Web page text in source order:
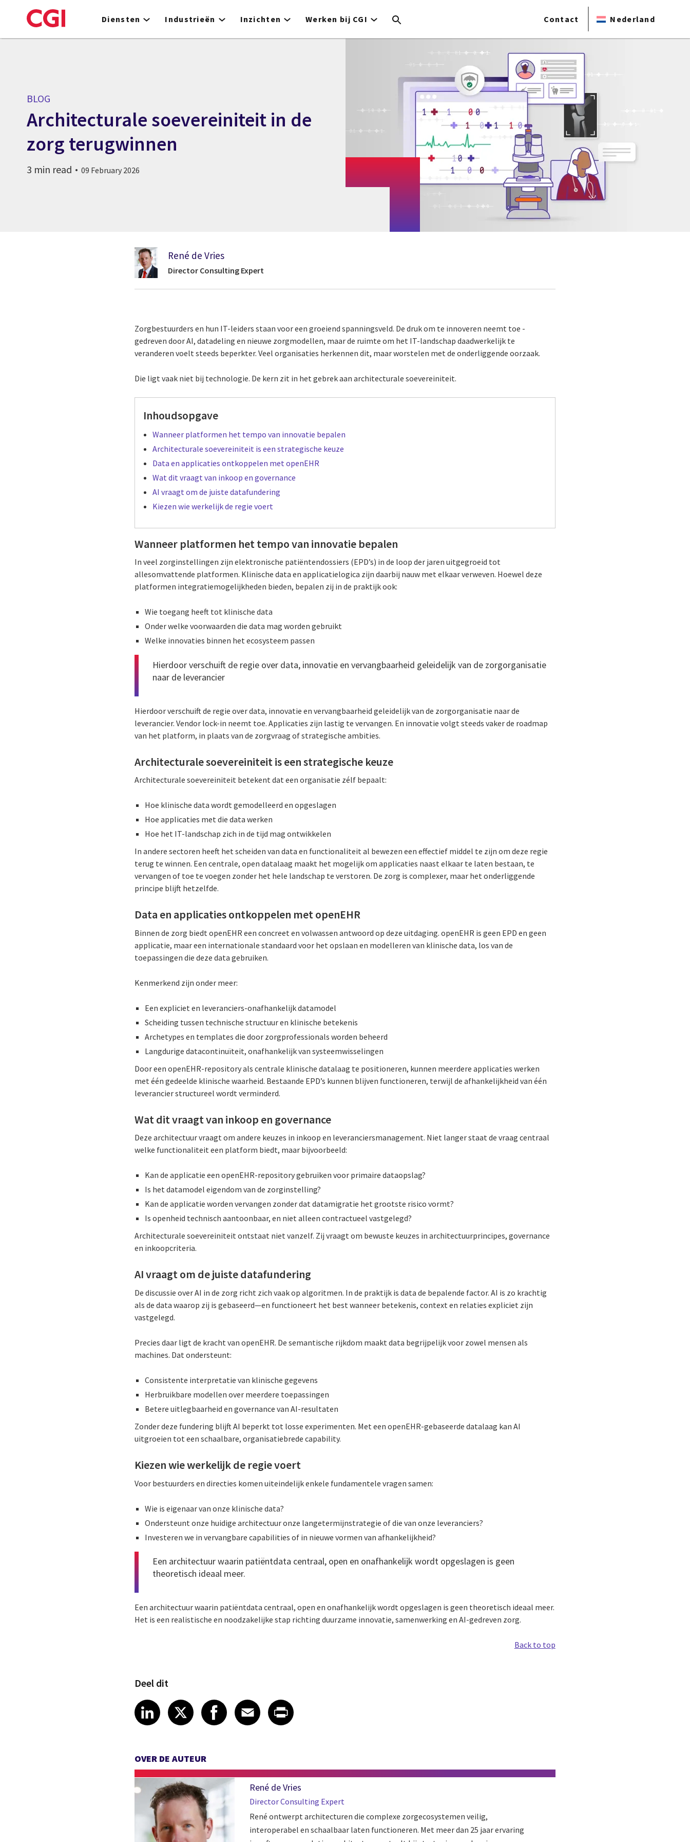
to
Diensten Industrieën Inzichten Werken bij CGI Contact Nederland
BLOG
Architecturale soevereiniteit in de
zorg terugwinnen
3 min read 09 February 2026
René de Vries
Director Consulting Expert
Zorgbestuurders en hun IT-leiders staan voor een groeiend spanningsveld. De druk om te innoveren neemt toe -
gedreven door AI, datadeling en nieuwe zorgmodellen, maar de ruimte om het IT-landschap daadwerkelijk te
veranderen voelt steeds beperkter. Veel organisaties herkennen dit, maar worstelen met de onderliggende oorzaak.
Die ligt vaak niet bij technologie. De kern zit in het gebrek aan architecturale soevereiniteit.
Inhoudsopgave
Wanneer platformen het tempo van innovatie bepalen
Architecturale soevereiniteit is een strategische keuze
Data en applicaties ontkoppelen met openEHR
Wat dit vraagt van inkoop en governance
AI vraagt om de juiste datafundering
Kiezen wie werkelijk de regie voert
Wanneer platformen het tempo van innovatie bepalen
In veel zorginstellingen zijn elektronische patiëntendossiers (EPD’s) in de loop der jaren uitgegroeid tot
allesomvattende platformen. Klinische data en applicatielogica zijn daarbij nauw met elkaar verweven. Hoewel deze
platformen integratiemogelijkheden bieden, bepalen zij in de praktijk ook:
Wie toegang heeft tot klinische data
Onder welke voorwaarden die data mag worden gebruikt
Welke innovaties binnen het ecosysteem passen
Hierdoor verschuift de regie over data, innovatie en vervangbaarheid geleidelijk van de zorgorganisatie
naar de leverancier
Hierdoor verschuift de regie over data, innovatie en vervangbaarheid geleidelijk van de zorgorganisatie naar de
leverancier. Vendor lock-in neemt toe. Applicaties zijn lastig te vervangen. En innovatie volgt steeds vaker de roadmap
van het platform, in plaats van de zorgvraag of strategische ambities.
Architecturale soevereiniteit is een strategische keuze
Architecturale soevereiniteit betekent dat een organisatie zélf bepaalt:
Hoe klinische data wordt gemodelleerd en opgeslagen
Hoe applicaties met die data werken
Hoe het IT-landschap zich in de tijd mag ontwikkelen
In andere sectoren heeft het scheiden van data en functionaliteit al bewezen een effectief middel te zijn om deze regie
terug te winnen. Een centrale, open datalaag maakt het mogelijk om applicaties naast elkaar te laten bestaan, te
vervangen of toe te voegen zonder het hele landschap te verstoren. De zorg is complexer, maar het onderliggende
principe blijft hetzelfde.
Data en applicaties ontkoppelen met openEHR
Binnen de zorg biedt openEHR een concreet en volwassen antwoord op deze uitdaging. openEHR is geen EPD en geen
applicatie, maar een internationale standaard voor het opslaan en modelleren van klinische data, los van de
toepassingen die deze data gebruiken.
Kenmerkend zijn onder meer:
Een expliciet en leveranciers-onafhankelijk datamodel
Scheiding tussen technische structuur en klinische betekenis
Archetypes en templates die door zorgprofessionals worden beheerd
Langdurige datacontinuïteit, onafhankelijk van systeemwisselingen
Door een openEHR-repository als centrale klinische datalaag te positioneren, kunnen meerdere applicaties werken
met één gedeelde klinische waarheid. Bestaande EPD’s kunnen blijven functioneren, terwijl de afhankelijkheid van één
leverancier structureel wordt verminderd.
Wat dit vraagt van inkoop en governance
Deze architectuur vraagt om andere keuzes in inkoop en leveranciersmanagement. Niet langer staat de vraag centraal
welke functionaliteit een platform biedt, maar bijvoorbeeld:
Kan de applicatie een openEHR-repository gebruiken voor primaire dataopslag?
Is het datamodel eigendom van de zorginstelling?
Kan de applicatie worden vervangen zonder dat datamigratie het grootste risico vormt?
Is openheid technisch aantoonbaar, en niet alleen contractueel vastgelegd?
Architecturale soevereiniteit ontstaat niet vanzelf. Zij vraagt om bewuste keuzes in architectuurprincipes, governance
en inkoopcriteria.
AI vraagt om de juiste datafundering
De discussie over AI in de zorg richt zich vaak op algoritmen. In de praktijk is data de bepalende factor. AI is zo krachtig
als de data waarop zij is gebaseerd—en functioneert het best wanneer betekenis, context en relaties expliciet zijn
vastgelegd.
Precies daar ligt de kracht van openEHR. De semantische rijkdom maakt data begrijpelijk voor zowel mensen als
machines. Dat ondersteunt:
Consistente interpretatie van klinische gegevens
Herbruikbare modellen over meerdere toepassingen
Betere uitlegbaarheid en governance van AI-resultaten
Zonder deze fundering blijft AI beperkt tot losse experimenten. Met een openEHR-gebaseerde datalaag kan AI
uitgroeien tot een schaalbare, organisatiebrede capability.
Kiezen wie werkelijk de regie voert
Voor bestuurders en directies komen uiteindelijk enkele fundamentele vragen samen:
Wie is eigenaar van onze klinische data?
Ondersteunt onze huidige architectuur onze langetermijnstrategie of die van onze leveranciers?
Investeren we in vervangbare capabilities of in nieuwe vormen van afhankelijkheid?
Een architectuur waarin patiëntdata centraal, open en onafhankelijk wordt opgeslagen is geen
theoretisch ideaal meer.
Een architectuur waarin patiëntdata centraal, open en onafhankelijk wordt opgeslagen is geen theoretisch ideaal meer.
Het is een realistische en noodzakelijke stap richting duurzame innovatie, samenwerking en AI-gedreven zorg.
Back to top
Deel dit
Share article on LinkedIn
LinkedIn
Share article on X
XShare article on Facebook
Facebook
Share article on Email
Email
Share article on Print
OVER DE AUTEUR
René de Vries
Director Consulting Expert
René ontwerpt architecturen die complexe zorgecosystemen veilig,
interoperabel en schaalbaar laten functioneren. Met meer dan 25 jaar ervaring